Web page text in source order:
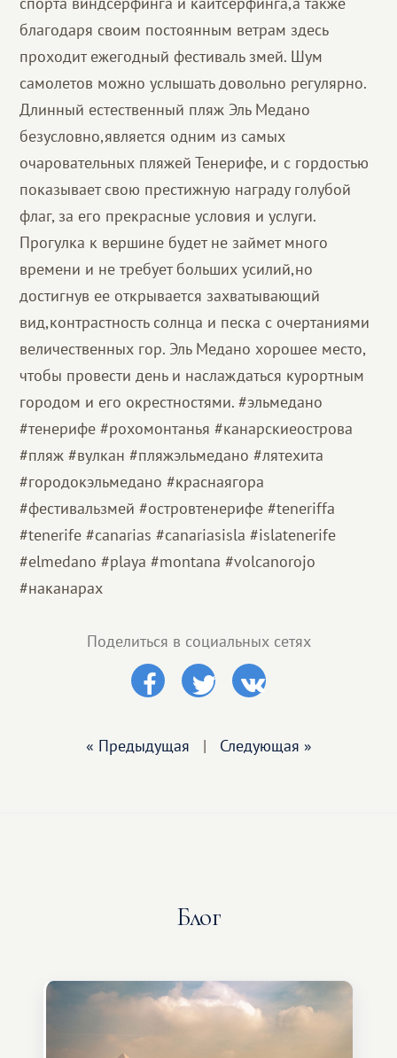
благодаря своим постоянным ветрам здесь
проходит ежегодный фестиваль змей. Шум
самолетов можно услышать довольно регулярно.
Длинный естественный пляж Эль Медано
безусловно,является одним из самых
очаровательных пляжей Тенерифе, и с гордостью
показывает свою престижную награду голубой
флаг, за его прекрасные условия и услуги.
Прогулка к вершине будет не займет много
времени и не требует больших усилий,но
достигнув ее открывается захватывающий
вид,контрастность солнца и песка с очертаниями
величественных гор. Эль Медано хорошее место,
чтобы провести день и наслаждаться курортным
городом и его окрестностями. #эльмедано
#тенерифе #рохомонтанья #канарскиеострова
#пляж #вулкан #пляжэльмедано #лятехита
#городокэльмедано #краснаягора
#фестивальзмей #островтенерифе #teneriffa
#tenerife #canarias #canariasisla #islatenerife
#elmedano #playa #montana #volcanorojo
#наканарах
Поделиться в социальных сетях
« Предыдущая | Следующая »
Блог